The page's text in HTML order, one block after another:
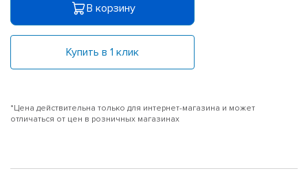
В корзину
Купить в 1 клик
*Цена действительна только для интернет-магазина и может
отличаться от цен в розничных магазинах